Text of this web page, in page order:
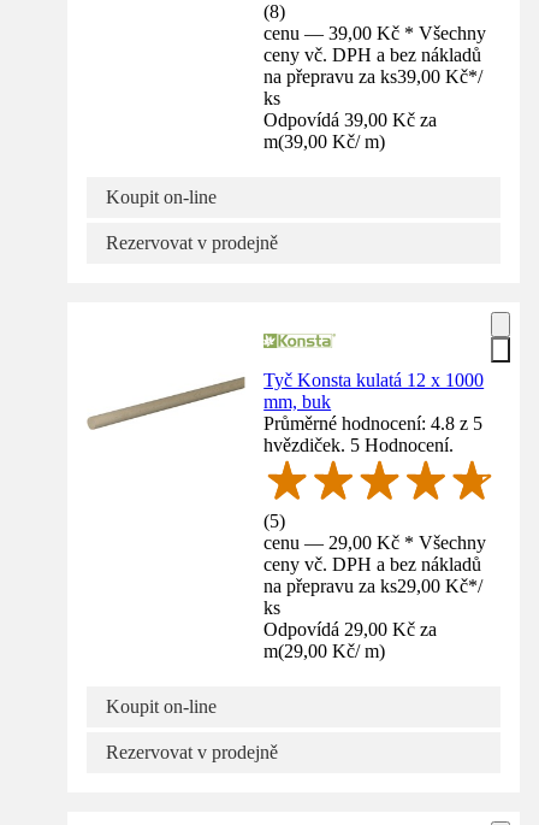
(8)
cenu — 39,00 Kč * Všechny
ceny vč. DPH a bez nákladů
na přepravu za ks39,00 Kč*/
ks
Odpovídá 39,00 Kč za
m(39,00 Kč/ m)
Koupit on-line
Rezervovat v prodejně
Tyč Konsta kulatá 12 x 1000
mm, buk
Průměrné hodnocení: 4.8 z 5
hvězdiček. 5 Hodnocení.
(5)
cenu — 29,00 Kč * Všechny
ceny vč. DPH a bez nákladů
na přepravu za ks29,00 Kč*/
ks
Odpovídá 29,00 Kč za
m(29,00 Kč/ m)
Koupit on-line
Rezervovat v prodejně